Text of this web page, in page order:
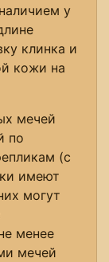
у
клинка и
кожи на
мечей
по
(с
имеют
могут
менее
мечей